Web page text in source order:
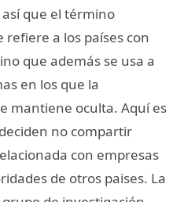
que el término
refiere a los países con
que además se usa a
en los que la
mantiene oculta. Aquí es
no compartir
con empresas
de otros paises. La